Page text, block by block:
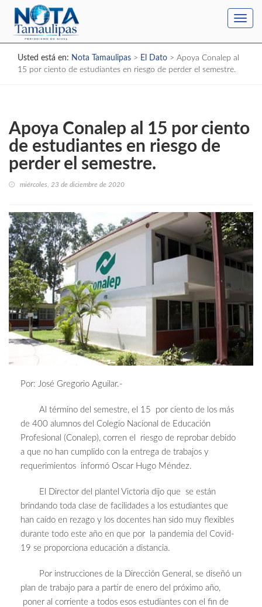
Usted está en: Nota Tamaulipas > El Dato > Apoya Conalep al
15 por ciento de estudiantes en riesgo de perder el semestre.
Apoya Conalep al 15 por ciento
de estudiantes en riesgo de
perder el semestre.
miércoles, 23 de diciembre de 2020
Por: José Gregorio Aguilar.-
Al término del semestre, el 15 por ciento de los más
de 400 alumnos del Colegio Nacional de Educación
Profesional (Conalep), corren el riesgo de reprobar debido
a que no han cumplido con la entrega de trabajos y
requerimientos informó Oscar Hugo Méndez.
El Director del plantel Victoria dijo que se están
brindando toda clase de facilidades a los estudiantes que
han caído en rezago y los docentes han sido muy flexibles
durante todo este año en que por la pandemia del Covid-
19 se proporciona educación a distancia.
Por instrucciones de la Dirección General, se diseñó un
plan de trabajo para a partir de enero del próximo año,
poner al corriente a todos esos estudiantes con el fin de